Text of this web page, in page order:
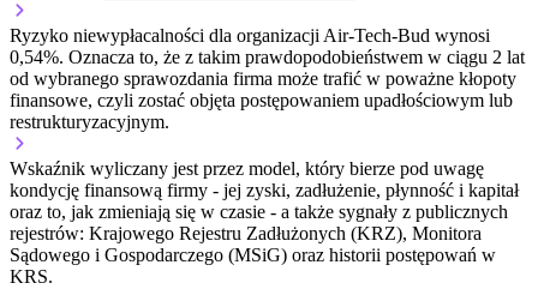
Ryzyko niewypłacalności dla organizacji Air-Tech-Bud wynosi
0,54%. Oznacza to, że z takim prawdopodobieństwem w ciągu 2 lat
od wybranego sprawozdania firma może trafić w poważne kłopoty
finansowe, czyli zostać objęta postępowaniem upadłościowym lub
restrukturyzacyjnym.
Wskaźnik wyliczany jest przez model, który bierze pod uwagę
kondycję finansową firmy - jej zyski, zadłużenie, płynność i kapitał
oraz to, jak zmieniają się w czasie - a także sygnały z publicznych
rejestrów: Krajowego Rejestru Zadłużonych (KRZ), Monitora
Sądowego i Gospodarczego (MSiG) oraz historii postępowań w
KRS.